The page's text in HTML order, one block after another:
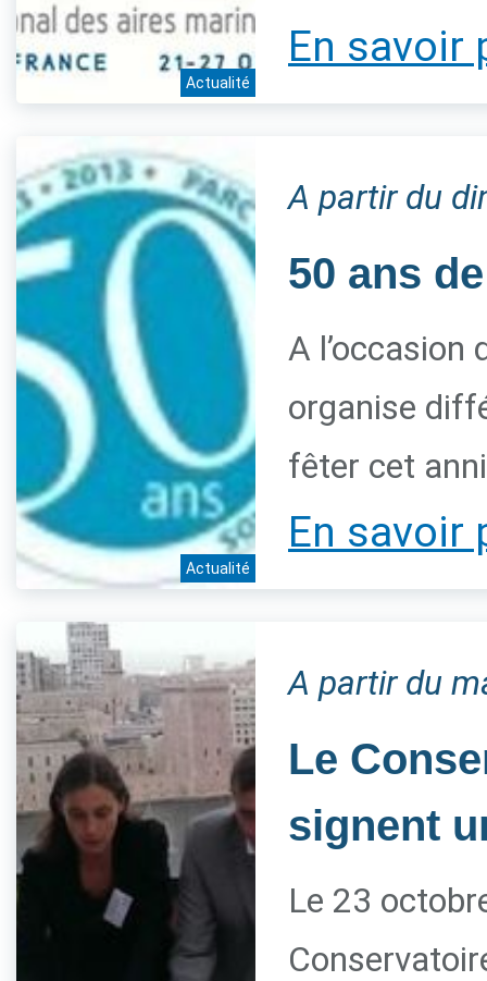
Actualité
En savoir
Actualité
A partir du
50 ans
A l’occasion
organise
fêter cet
En savoir
A partir du
Le
signent
Le 23